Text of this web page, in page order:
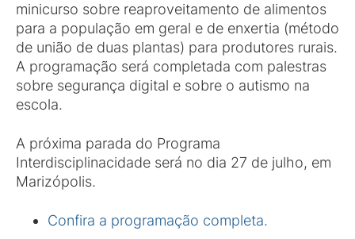
minicurso sobre reaproveitamento de alimentos
para a população em geral e de enxertia (método
de união de duas plantas) para produtores rurais.
A programação será completada com palestras
sobre segurança digital e sobre o autismo na
escola.
A próxima parada do Programa
Interdisciplinacidade será no dia 27 de julho, em
Marizópolis.
Confira a programação completa.